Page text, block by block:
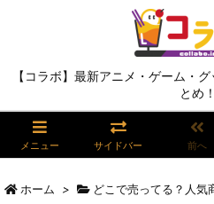
【コラボ】最新アニメ・ゲーム・
とめ！
メニュー サイドバー 前へ
ホーム > どこで売ってる？人気